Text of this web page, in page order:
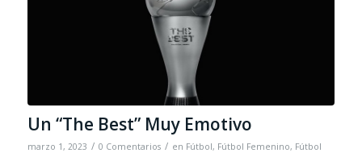
Un “The Best” Muy Emotivo
marzo 1, 2023 / 0 Comentarios / en Fútbol, Fútbol Femenino, Fútbol